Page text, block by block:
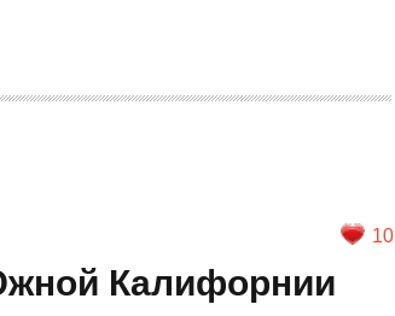
10
Калифорнии